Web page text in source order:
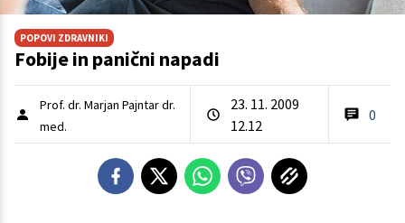
POPOVI ZDRAVNIKI
Fobije in panični napadi
Prof. dr. Marjan Pajntar dr.
med.
23. 11. 2009
12.12
0